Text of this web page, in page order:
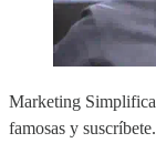
Marketing
famosas y suscríbete.